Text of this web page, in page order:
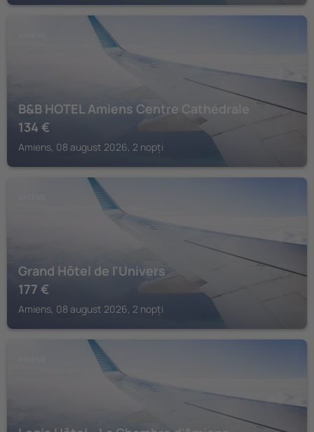
B&B HOTEL Amiens Centre Cathédrale
134 €
Amiens, 08 august 2026, 2 nopți
Grand Hôtel de l'Univers
177 €
Amiens, 08 august 2026, 2 nopți